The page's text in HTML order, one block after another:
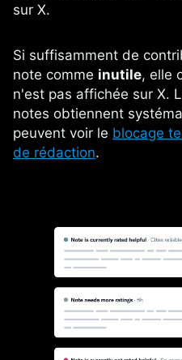
sur X.
Si suffisamment de
note comme inutile, elle
n'est pas affichée sur X.
notes obtiennent
peuvent voir le blocage
de rédaction.